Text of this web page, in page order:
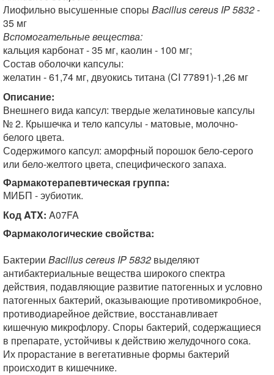
Лиофильно высушенные споры Bacillus cereus IP 5832-
35 мг
Вспомогательные вещества:
кальция карбонат - 35 мг, каолин - 100 мг;
Состав оболочки капсулы:
желатин - 61,74 мг, двуокись титана (CI 77891)-1,26 мг
Описание:
Внешнего вида капсул: твердые желатиновые капсулы
№ 2. Крышечка и тело капсулы - матовые, молочно-
белого цвета.
Содержимого капсул: аморфный порошок бело-серого
или бело-желтого цвета, специфического запаха.
Фармакотерапевтическая группа:
МИБП - эубиотик.
Код ATX: A07FA
Фармакологические свойства:
Бактерии Bacillus cereus IP 5832 выделяют
антибактериальные вещества широкого спектра
действия, подавляющие развитие патогенных и условно
патогенных бактерий, оказывающие противомикробное,
противодиарейное действие, восстанавливает
кишечную микрофлору. Споры бактерий, содержащиеся
в препарате, устойчивы к действию желудочного сока.
Их прорастание в вегетативные формы бактерий
происходит в кишечнике.